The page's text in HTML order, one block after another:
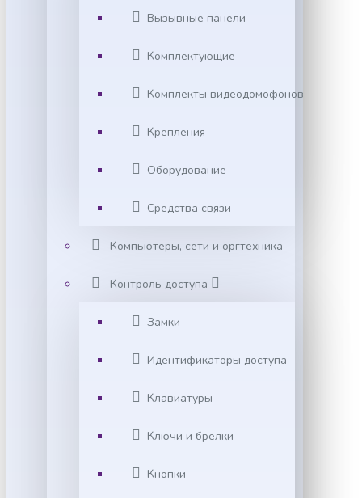
Вызывные панели
Комплектующие
Комплекты видеодомофонов
Крепления
Оборудование
Средства связи
Компьютеры, сети и оргтехника
Контроль доступа
Замки
Идентификаторы доступа
Клавиатуры
Ключи и брелки
Кнопки